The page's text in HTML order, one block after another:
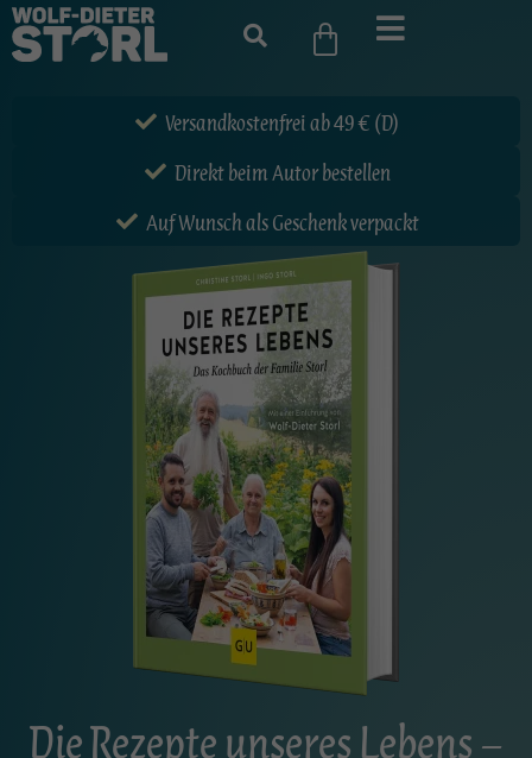
Versandkostenfrei ab 49 € (D)
Direkt beim Autor bestellen
Auf Wunsch als Geschenk verpackt
Die Rezepte unseres Lebens –